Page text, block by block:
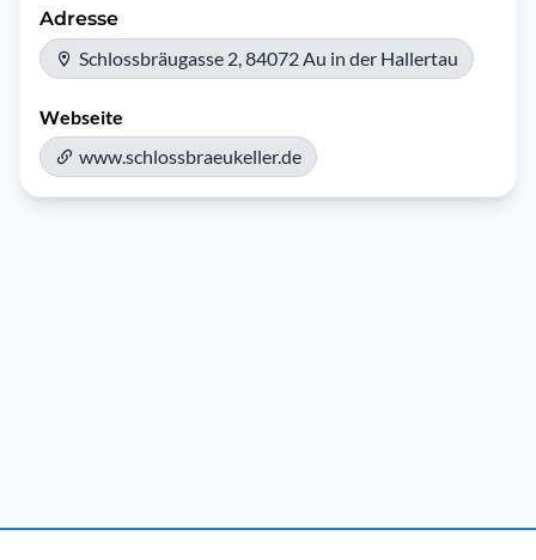
Adresse
Schlossbräugasse 2, 84072 Au in der Hallertau
Webseite
www.schlossbraeukeller.de